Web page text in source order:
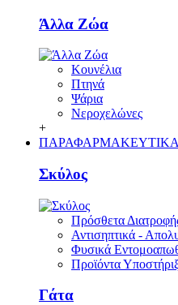
Άλλα Ζώα
Κουνέλια
Πτηνά
Ψάρια
Νεροχελώνες
+
ΠΑΡΑΦΑΡΜΑΚΕΥΤΙΚΑ
Σκύλος
Πρόσθετα
Αντισηπτικά -
Φυσικά
Προϊόντα
Γάτα